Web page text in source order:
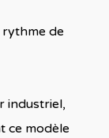
de
industriel,
ce modèle